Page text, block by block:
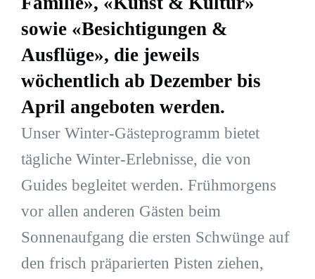
sowie «Besichtigungen &
Ausflüge», die jeweils
wöchentlich ab Dezember bis
April angeboten werden.
Unser Winter-Gästeprogramm bietet
tägliche Winter-Erlebnisse, die von
Guides begleitet werden. Frühmorgens
vor allen anderen Gästen beim
Sonnenaufgang die ersten Schwünge auf
den frisch präparierten Pisten ziehen,